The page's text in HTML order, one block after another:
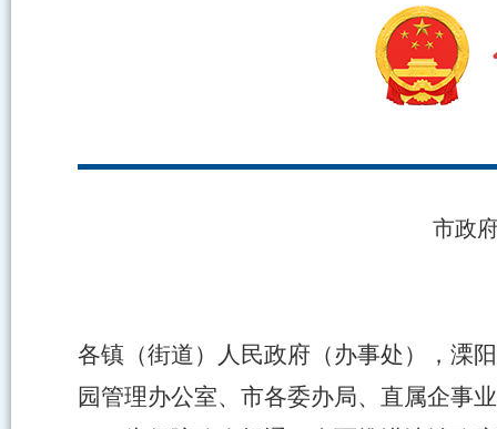
市政
各镇（街道）人民政府（办事处），溧
园管理办公室、市各委办局、直属企事